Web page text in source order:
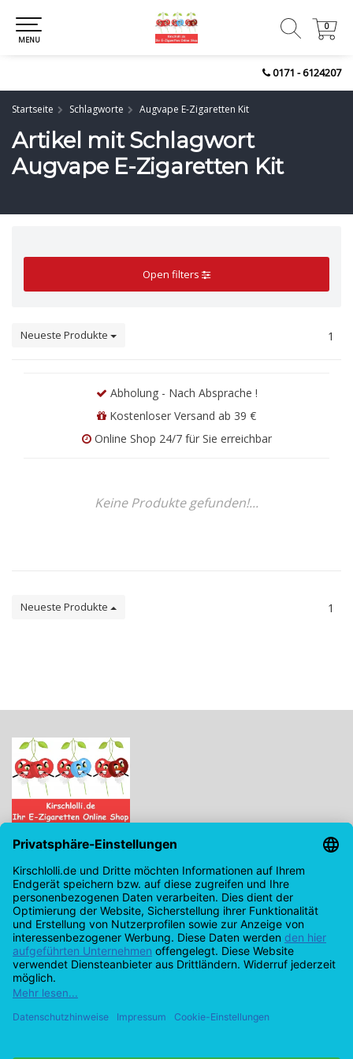
0171 - 6124207
0
0
MENU
Startseite Schlagworte Augvape E-Zigaretten Kit
Artikel mit Schlagwort
Augvape E-Zigaretten Kit
Open filters
Neueste Produkte 1
Abholung - Nach Absprache !
Kostenloser Versand ab 39 €
Online Shop 24/7 für Sie erreichbar
Keine Produkte gefunden!...
Neueste Produkte 1
Kirschlolli.de - Ihr E-Zigaretten Online Shop
Kirchplatz 7, 96114 Hirschaid
0171 - 6124207
info@kirschlolli.de
USt-IdNr.: DE321609131
Kundendienst